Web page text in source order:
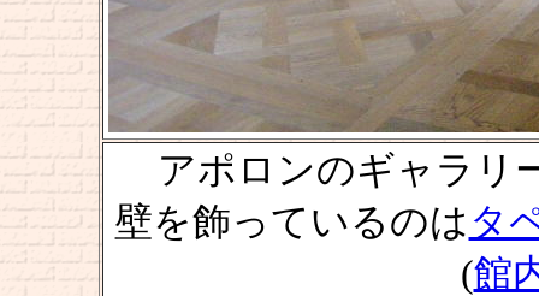
アポロンのギャラリ
壁を飾っているのは タ
(館